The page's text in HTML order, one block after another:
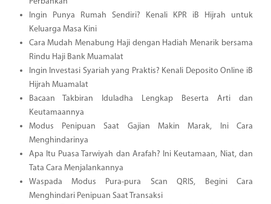
Ingin Punya Rumah Sendiri? Kenali KPR iB Hijrah untuk
Keluarga Masa Kini
Cara Mudah Menabung Haji dengan Hadiah Menarik bersama
Rindu Haji Bank Muamalat
Ingin Investasi Syariah yang Praktis? Kenali Deposito Online iB
Hijrah Muamalat
Bacaan Takbiran Iduladha Lengkap Beserta Arti dan
Keutamaannya
Modus Penipuan Saat Gajian Makin Marak, Ini Cara
Menghindarinya
Apa Itu Puasa Tarwiyah dan Arafah? Ini Keutamaan, Niat, dan
Tata Cara Menjalankannya
Waspada Modus Pura-pura Scan QRIS, Begini Cara
Menghindari Penipuan Saat Transaksi